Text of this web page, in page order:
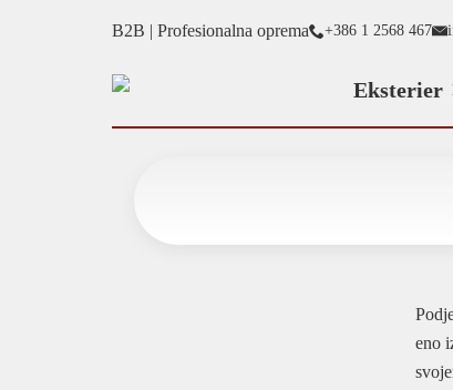
B2B | Profesionalna oprema +386 1 2568 467
Eksterier
eno